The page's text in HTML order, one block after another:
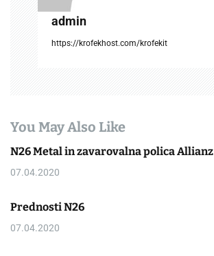
admin
https://krofekhost.com/krofekit
You May Also Like
N26 Metal in zavarovalna polica Allianz
07.04.2020
Prednosti N26
07.04.2020